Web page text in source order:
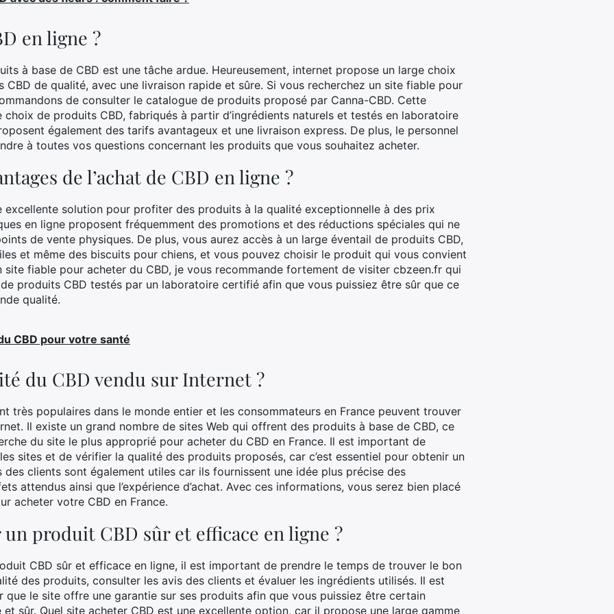
en ligne ?
à base de CBD est une tâche ardue. Heureusement, internet propose un large choix
de qualité, avec une livraison rapide et sûre. Si vous recherchez un site fiable pour
de consulter le catalogue de produits proposé par Canna-CBD. Cette
de produits CBD, fabriqués à partir d’ingrédients naturels et testés en laboratoire
également des tarifs avantageux et une livraison express. De plus, le personnel
à toutes vos questions concernant les produits que vous souhaitez acheter.
de l’achat de CBD en ligne ?
excellente solution pour profiter des produits à la qualité exceptionnelle à des prix
en ligne proposent fréquemment des promotions et des réductions spéciales qui ne
de vente physiques. De plus, vous aurez accès à un large éventail de produits CBD,
et même des biscuits pour chiens, et vous pouvez choisir le produit qui vous convient
site fiable pour acheter du CBD, je vous recommande fortement de visiter cbzeen.fr qui
produits CBD testés par un laboratoire certifié afin que vous puissiez être sûr que ce
qualité.
CBD pour votre santé
du CBD vendu sur Internet ?
très populaires dans le monde entier et les consommateurs en France peuvent trouver
Il existe un grand nombre de sites Web qui offrent des produits à base de CBD, ce
du site le plus approprié pour acheter du CBD en France. Il est important de
sites et de vérifier la qualité des produits proposés, car c’est essentiel pour obtenir un
clients sont également utiles car ils fournissent une idée plus précise des
attendus ainsi que l’expérience d’achat. Avec ces informations, vous serez bien placé
acheter votre CBD en France.
produit CBD sûr et efficace en ligne ?
CBD sûr et efficace en ligne, il est important de prendre le temps de trouver le bon
des produits, consulter les avis des clients et évaluer les ingrédients utilisés. Il est
le site offre une garantie sur ses produits afin que vous puissiez être certain
et sûr. Quel site acheter CBD est une excellente option, car il propose une large gamme